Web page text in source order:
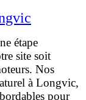
étape
site soit
Nos
à Longvic,
pour